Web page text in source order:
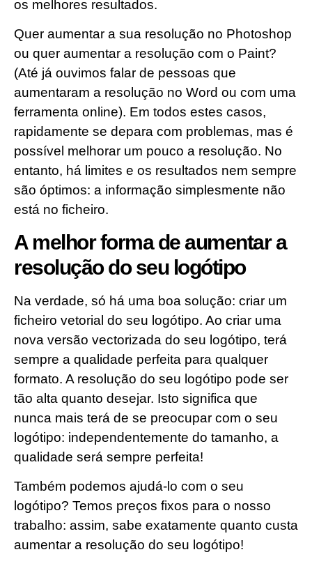
os melhores resultados.
Quer aumentar a sua resolução no Photoshop
ou quer aumentar a resolução com o Paint?
(Até já ouvimos falar de pessoas que
aumentaram a resolução no Word ou com uma
ferramenta online). Em todos estes casos,
rapidamente se depara com problemas, mas é
possível melhorar um pouco a resolução. No
entanto, há limites e os resultados nem sempre
são óptimos: a informação simplesmente não
está no ficheiro.
A melhor forma de aumentar a
resolução do seu logótipo
Na verdade, só há uma boa solução: criar um
ficheiro vetorial do seu logótipo. Ao criar uma
nova versão vectorizada do seu logótipo, terá
sempre a qualidade perfeita para qualquer
formato. A resolução do seu logótipo pode ser
tão alta quanto desejar. Isto significa que
nunca mais terá de se preocupar com o seu
logótipo: independentemente do tamanho, a
qualidade será sempre perfeita!
Também podemos ajudá-lo com o seu
logótipo? Temos preços fixos para o nosso
trabalho: assim, sabe exatamente quanto custa
aumentar a resolução do seu logótipo!